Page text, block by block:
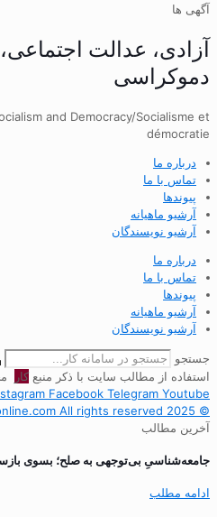
آگهی ها
آزادی، عدالت
دموکراسی
and Democracy/Socialisme et
démocratie
درباره ما
تماس با ما
پیوندها
آرشیو ماهیانه
آرشیو نویسندگان
درباره ما
تماس با ما
پیوندها
آرشیو ماهیانه
آرشیو نویسندگان
جستجو
استفاده از مطالب سایت با ذکر منبعکار
Facebook Telegram Youtube
© 2025 kar-online.com All rights reserved
آخرین مطالب
جامعه‌شناسیِ بی‌توجهی به صلح؛ بسوی
ادامه مطلب